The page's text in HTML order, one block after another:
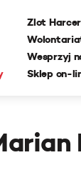
Zlot
Wesprzyj
Sklep on-